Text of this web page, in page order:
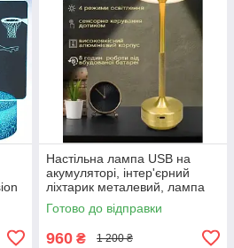
Настільна лампа USB на
акумуляторі, інтер'єрний
ліхтарик металевий, лампа
настільна LED 3 режими
сенсорний
Готово до відправки
960 ₴ 1 200 ₴